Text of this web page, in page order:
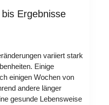
Ergebnisse
variiert stark
Einige
einigen Wochen von
andere länger
gesunde Lebensweise